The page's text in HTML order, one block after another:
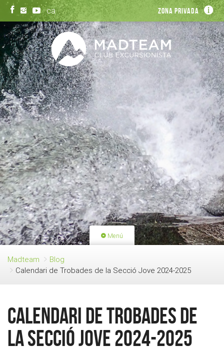
ca Zona privada
Menú
PORTADA
LICENCIAS RENOVACIÓN CUOTA
HAZTE SOCIO
Madteam
Blog
Calendari de Trobades de la Secció Jove 2024-2025
Calendari de Trobades de
la Secció Jove 2024-2025